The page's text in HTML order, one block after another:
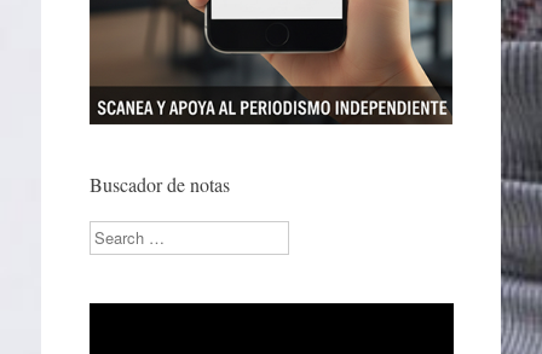
Buscador de notas
Search